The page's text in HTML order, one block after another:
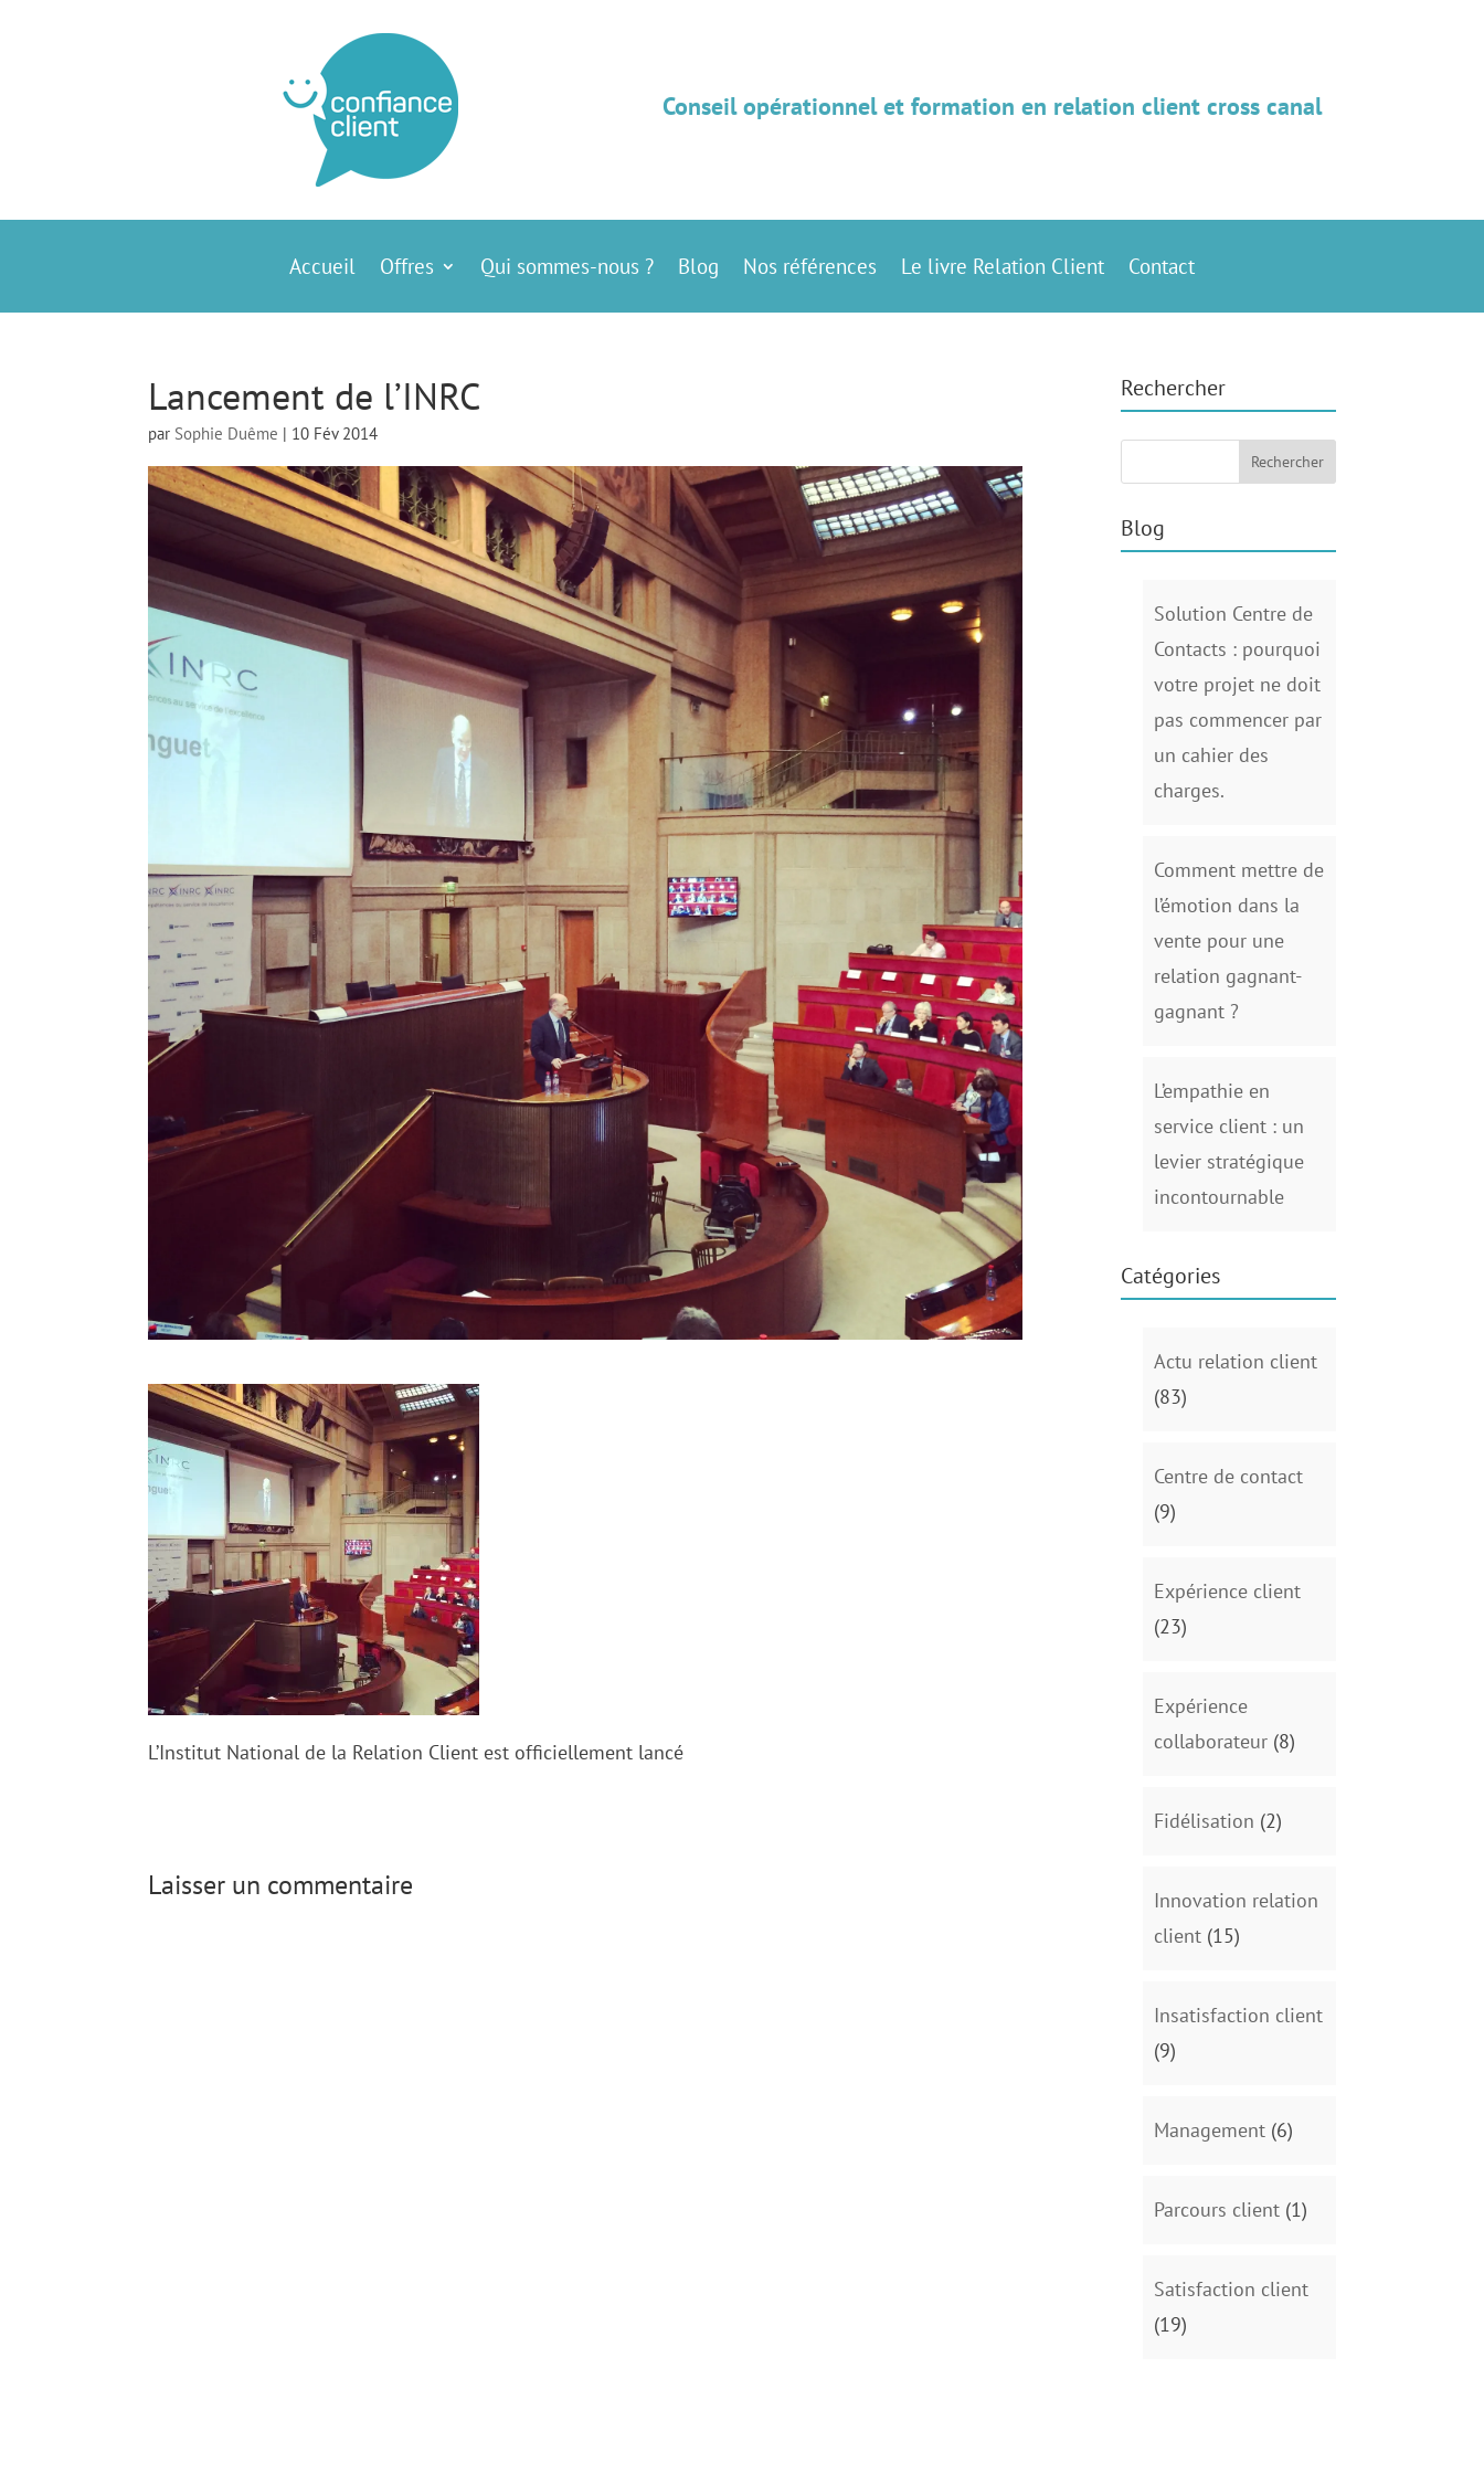
Conseil opérationnel et formation en relation client cross canal
Accueil Offres Qui sommes-nous ? Blog Nos références Le livre Relation Client Contact
Lancement de l’INRC
par Sophie Duême | 10 Fév 2014
L’Institut National de la Relation Client est officiellement lancé
Laisser un commentaire
Rechercher
Blog
Solution Centre de
Contacts : pourquoi
votre projet ne doit
pas commencer par
un cahier des
charges.
Comment mettre de
l’émotion dans la
vente pour une
relation gagnant-
gagnant ?
L’empathie en
service client : un
levier stratégique
incontournable
Catégories
Actu relation client
(83)
Centre de contact
(9)
Expérience client
(23)
Expérience
collaborateur (8)
Fidélisation (2)
Innovation relation
client (15)
Insatisfaction client
(9)
Management (6)
Parcours client (1)
Satisfaction client
(19)